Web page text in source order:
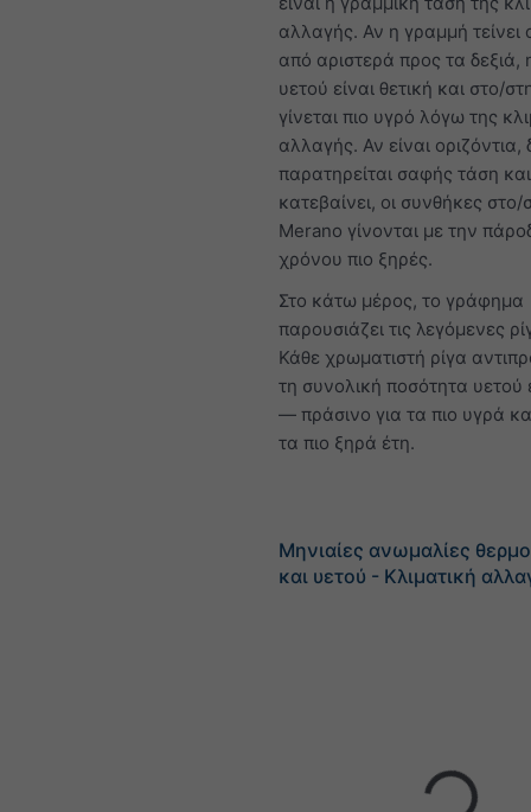
αλλαγής. Αν η γραμμή τείνει
από αριστερά προς τα δεξιά,
υετού είναι θετική και στο/
γίνεται πιο υγρό λόγω της
αλλαγής. Αν είναι οριζόντια,
παρατηρείται σαφής τάση
κατεβαίνει, οι συνθήκες στο/
Merano γίνονται με την
χρόνου πιο ξηρές.
Στο κάτω μέρος, το γράφημα
παρουσιάζει τις λεγόμενες
Κάθε χρωματιστή ρίγα
τη συνολική ποσότητα υετού
— πράσινο για τα πιο υγρά
τα πιο ξηρά έτη.
Μηνιαίες ανωμαλίες
και υετού - Κλιματική